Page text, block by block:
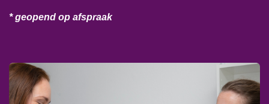
* geopend op afspraak